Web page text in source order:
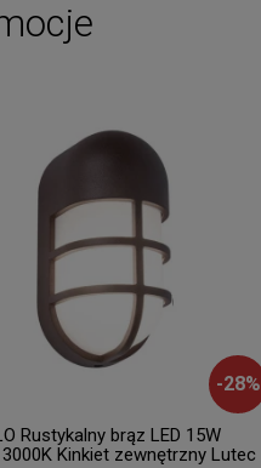
-28%
Rustykalny brąz LED 15W
3000K Kinkiet zewnętrzny Lutec